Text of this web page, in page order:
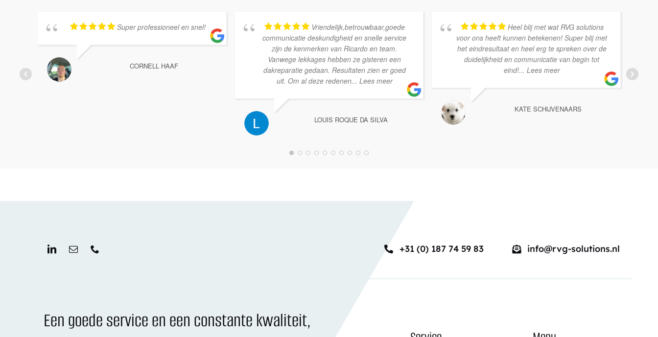
Super professioneel en snel!
CORNELL HAAF
Vriendelijk,betrouwbaar,goede
communicatie deskundigheid en snelle service
zijn de kenmerken van Ricardo en team.
Vanwege lekkages hebben ze gisteren een
dakreparatie gedaan. Resultaten zien er goed
uit. Om al deze redenen... Lees meer
LOUIS ROQUE DA SILVA
Heel blij met wat RVG solutions
voor ons heeft kunnen betekenen! Super blij met
het eindresultaat en heel erg te spreken over de
duidelijkheid en communicatie van begin tot
eind!... Lees meer
KATE SCHIJVENAARS
+31 (0) 187 74 59 83 info@rvg-solutions.nl
Een goede service en een constante kwaliteit,